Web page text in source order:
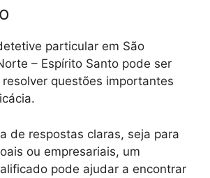
particular em São
– Espírito Santo pode ser
questões importantes
de respostas claras, seja para
ou empresariais, um
pode ajudar a encontrar